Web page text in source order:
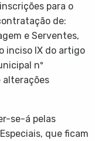
para o
de:
e Serventes,
inciso IX do artigo
nº
alterações
se-á pelas
que ficam